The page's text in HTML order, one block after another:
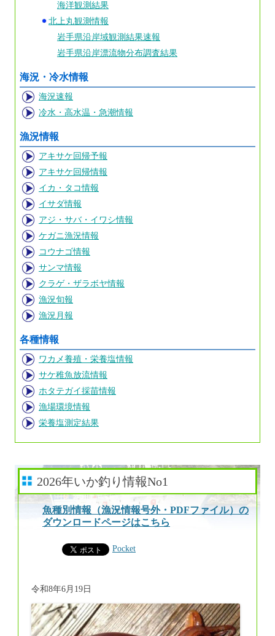
海洋観測結果
北上丸観測情報
岩手県沿岸域観測結果速報
岩手県沿岸漂流物分布調査結果
海況・冷水情報
海況速報
冷水・高水温・急潮情報
漁況情報
アキサケ回帰予報
アキサケ回帰情報
イカ・タコ情報
イサダ情報
アジ・サバ・イワシ情報
ケガニ漁況情報
コウナゴ情報
サンマ情報
クラゲ・ザラボヤ情報
漁況旬報
漁況月報
各種情報
ワカメ養殖・栄養塩情報
サケ稚魚放流情報
ホタテガイ採苗情報
漁場環境情報
栄養塩測定結果
2026年いか釣り情報No1
魚種別情報（漁況情報号外・PDFファイル）の
ダウンロードページはこちら
Pocket
令和8年6月19日